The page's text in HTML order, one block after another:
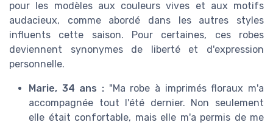
pour les modèles aux couleurs vives et aux motifs
audacieux, comme abordé dans les autres styles
influents cette saison. Pour certaines, ces robes
deviennent synonymes de liberté et d'expression
personnelle.
Marie, 34 ans : "Ma robe à imprimés floraux m'a
accompagnée tout l'été dernier. Non seulement
elle était confortable, mais elle m'a permis de me